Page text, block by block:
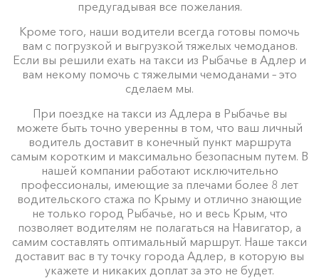
предугадывая все пожелания.
Кроме того, наши водители всегда готовы помочь
вам с погрузкой и выгрузкой тяжелых чемоданов.
Если вы решили ехать на такси из Рыбачье в Адлер и
вам некому помочь с тяжелыми чемоданами – это
сделаем мы.
При поездке на такси из Адлера в Рыбачье вы
можете быть точно уверенны в том, что ваш личный
водитель доставит в конечный пункт маршрута
самым коротким и максимально безопасным путем. В
нашей компании работают исключительно
профессионалы, имеющие за плечами более 8 лет
водительского стажа по Крыму и отлично знающие
не только город Рыбачье, но и весь Крым, что
позволяет водителям не полагаться на Навигатор, а
самим составлять оптимальный маршрут. Наше такси
доставит вас в ту точку города Адлер, в которую вы
укажете и никаких доплат за это не будет.